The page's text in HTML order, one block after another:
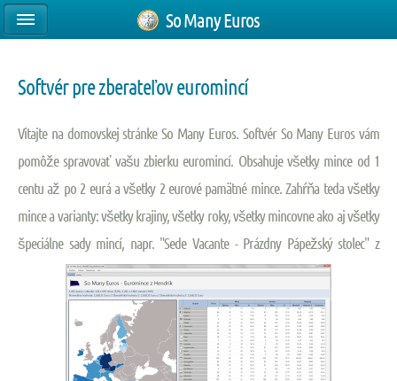
Softvér pre zberateľov euromincí
Vitajte na domovskej stránke So Many Euros. Softvér So Many Euros vám
pomôže spravovať vašu zbierku euromincí. Obsahuje všetky mince od 1
centu až po 2 eurá a všetky 2 eurové pamätné mince. Zahŕňa teda všetky
mince a varianty: všetky krajiny, všetky roky, všetky mincovne ako aj všetky
špeciálne sady mincí, napr. "Sede Vacante - Prázdny Pápežský stolec" z
So Many Euros